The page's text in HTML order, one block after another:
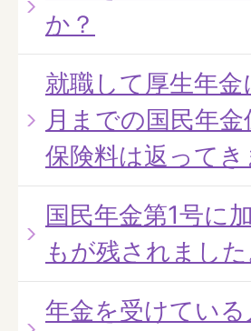
か？
就職して厚生年
月までの国民年
保険料は返ってき
国民年金第1号に
もが残されまし
年金を受けてい